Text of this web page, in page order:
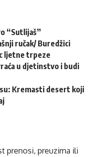
“Sutlijaš”
ručak/ Buredžici
ljetne trpeze
u djetinstvo i budi
Kremasti desert koji
prenosi, preuzima ili